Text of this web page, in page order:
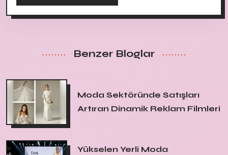
Benzer Bloglar
Moda Sektöründe Satışları
Artıran Dinamik Reklam Filmleri
Yükselen Yerli Moda